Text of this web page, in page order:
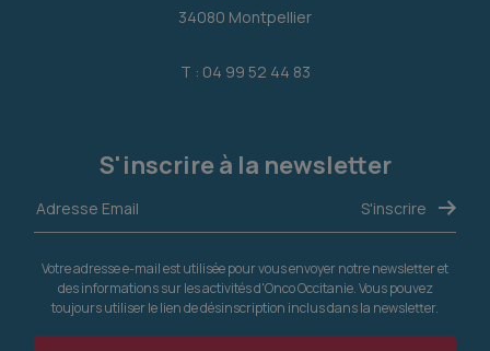
34080 Montpellier
T : 04 99 52 44 83
S'inscrire à la newsletter
Votre adresse e-mail est utilisée pour vous envoyer notre newsletter et
des informations sur les activités d'Onco Occitanie. Vous pouvez
toujours utiliser le lien de désinscription inclus dans la newsletter.